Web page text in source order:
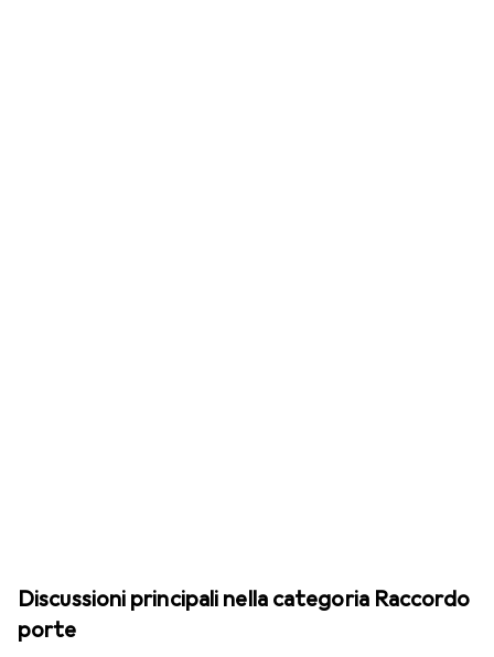
Discussioni principali nella categoria Raccordo
porte